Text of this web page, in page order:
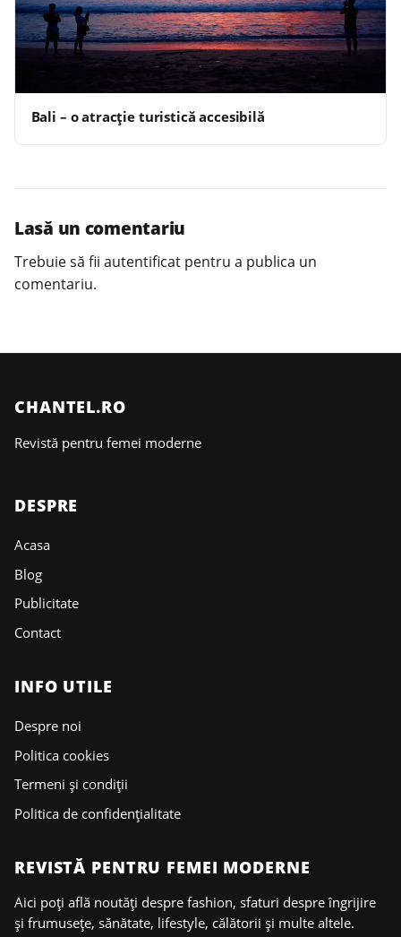
Bali – o atracție turistică accesibilă
Lasă un comentariu
Trebuie să fii autentificat pentru a publica un
comentariu.
CHANTEL.RO
Revistă pentru femei moderne
DESPRE
Acasa
Blog
Publicitate
Contact
INFO UTILE
Despre noi
Politica cookies
Termeni și condiții
Politica de confidențialitate
REVISTĂ PENTRU FEMEI MODERNE
Aici poți află noutăți despre fashion, sfaturi despre îngrijire
și frumusețe, sănătate, lifestyle, călătorii și multe altele.